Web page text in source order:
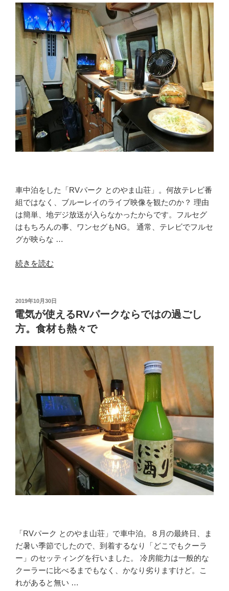
ー
ク
し
海
三
島」
夕
食
し
や”
の
車中泊をした「RVパーク とのやま山荘」。何故テレビ番
組ではなく、ブルーレイのライブ映像を観たのか？ 理由
は簡単、地デジ放送が入らなかったからです。フルセグ
はもちろんの事、ワンセグもNG。 通常、テレビでフルセ
グが映らな …
“車
の
朝
食
は
ジ
ェ
ッ
ト
ボ
イ
ル
で
カ
ッ
プ
ー
リ
フ
ィ
ル”
の
続きを読む
投
稿
日:
2019年10月30日
電気が使えるRVパークならではの過ごし
方。食材も熱々で
「RVパーク とのやま山荘」で車中泊。８月の最終日、ま
だ暑い季節でしたので、到着するなり「どこでもクーラ
ー」のセッティングを行いました。 冷房能力は一般的な
クーラーに比べるまでもなく、かなり劣りますけど。こ
れがあると無い …